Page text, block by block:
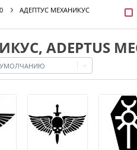
АДЕПТУС МЕХАНИКУС
ADEPTUS